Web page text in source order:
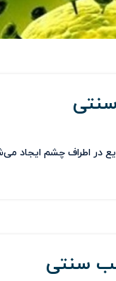
اطراف چشم ایجاد
سنتی